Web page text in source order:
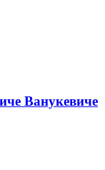
Ванукевиче